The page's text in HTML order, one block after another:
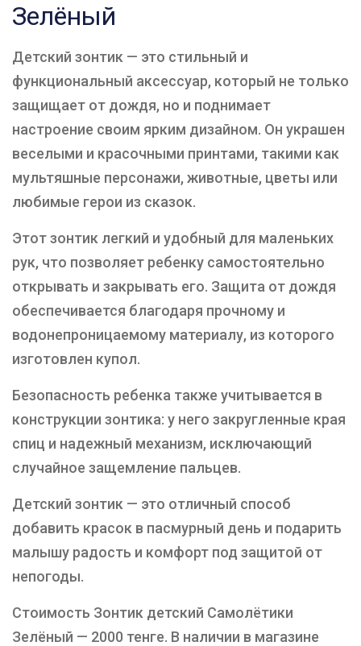
Зелёный
Детский зонтик — это стильный и
функциональный аксессуар, который не только
защищает от дождя, но и поднимает
настроение своим ярким дизайном. Он украшен
веселыми и красочными принтами, такими как
мультяшные персонажи, животные, цветы или
любимые герои из сказок.
Этот зонтик легкий и удобный для маленьких
рук, что позволяет ребенку самостоятельно
открывать и закрывать его. Защита от дождя
обеспечивается благодаря прочному и
водонепроницаемому материалу, из которого
изготовлен купол.
Безопасность ребенка также учитывается в
конструкции зонтика: у него закругленные края
спиц и надежный механизм, исключающий
случайное защемление пальцев.
Детский зонтик — это отличный способ
добавить красок в пасмурный день и подарить
малышу радость и комфорт под защитой от
непогоды.
Стоимость Зонтик детский Самолётики
Зелёный — 2000 тенге. В наличии в магазине